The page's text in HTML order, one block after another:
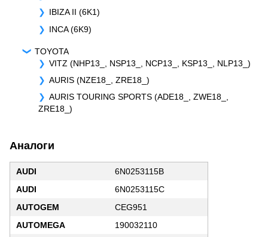
IBIZA II (6K1)
INCA (6K9)
TOYOTA
VITZ (NHP13_, NSP13_, NCP13_, KSP13_, NLP13_)
AURIS (NZE18_, ZRE18_)
AURIS TOURING SPORTS (ADE18_, ZWE18_,
ZRE18_)
Аналоги
AUDI
6N0253115B
AUDI
6N0253115C
AUTOGEM
CEG951
AUTOMEGA
190032110